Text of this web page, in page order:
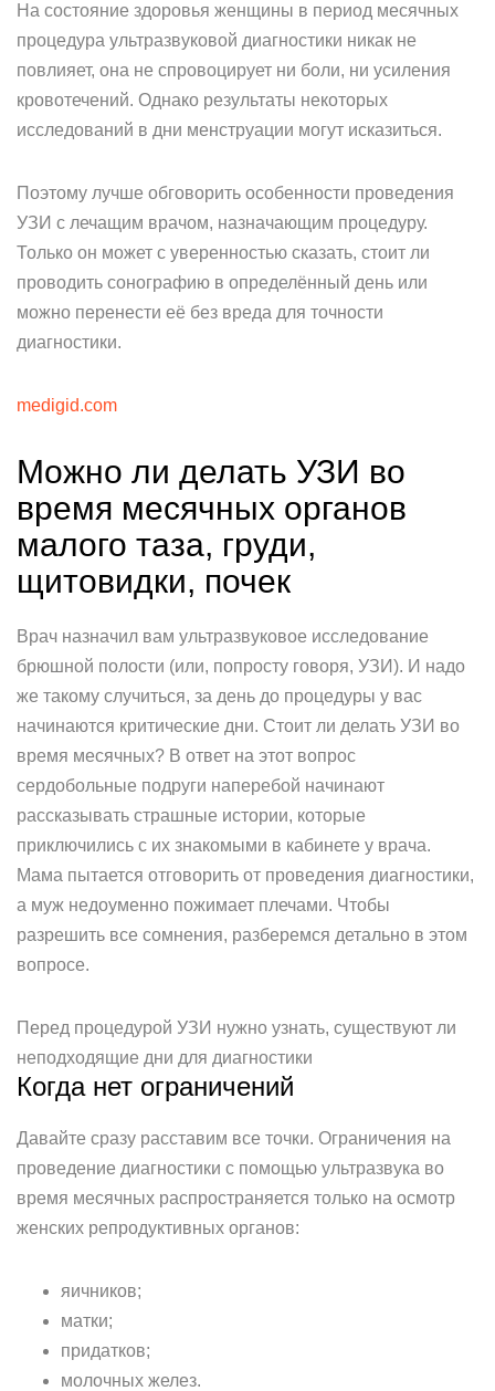
На состояние здоровья женщины в период месячных
процедура ультразвуковой диагностики никак не
повлияет, она не спровоцирует ни боли, ни усиления
кровотечений. Однако результаты некоторых
исследований в дни менструации могут исказиться.
Поэтому лучше обговорить особенности проведения
УЗИ с лечащим врачом, назначающим процедуру.
Только он может с уверенностью сказать, стоит ли
проводить сонографию в определённый день или
можно перенести её без вреда для точности
диагностики.
medigid.com
Можно ли делать УЗИ во
время месячных органов
малого таза, груди,
щитовидки, почек
Врач назначил вам ультразвуковое исследование
брюшной полости (или, попросту говоря, УЗИ). И надо
же такому случиться, за день до процедуры у вас
начинаются критические дни. Стоит ли делать УЗИ во
время месячных? В ответ на этот вопрос
сердобольные подруги наперебой начинают
рассказывать страшные истории, которые
приключились с их знакомыми в кабинете у врача.
Мама пытается отговорить от проведения диагностики,
а муж недоуменно пожимает плечами. Чтобы
разрешить все сомнения, разберемся детально в этом
вопросе.
Перед процедурой УЗИ нужно узнать, существуют ли
неподходящие дни для диагностики
Когда нет ограничений
Давайте сразу расставим все точки. Ограничения на
проведение диагностики с помощью ультразвука во
время месячных распространяется только на осмотр
женских репродуктивных органов:
яичников;
матки;
придатков;
молочных желез.